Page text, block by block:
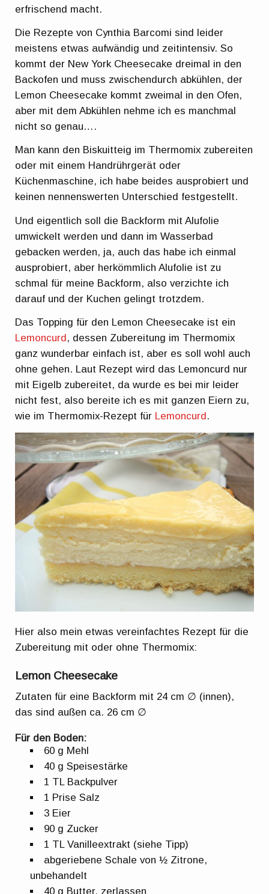
erfrischend macht.
Die Rezepte von Cynthia Barcomi sind leider
meistens etwas aufwändig und zeitintensiv. So
kommt der New York Cheesecake dreimal in den
Backofen und muss zwischendurch abkühlen, der
Lemon Cheesecake kommt zweimal in den Ofen,
aber mit dem Abkühlen nehme ich es manchmal
nicht so genau….
Man kann den Biskuitteig im Thermomix zubereiten
oder mit einem Handrührgerät oder
Küchenmaschine, ich habe beides ausprobiert und
keinen nennenswerten Unterschied festgestellt.
Und eigentlich soll die Backform mit Alufolie
umwickelt werden und dann im Wasserbad
gebacken werden, ja, auch das habe ich einmal
ausprobiert, aber herkömmlich Alufolie ist zu
schmal für meine Backform, also verzichte ich
darauf und der Kuchen gelingt trotzdem.
Das Topping für den Lemon Cheesecake ist ein
Lemoncurd , dessen Zubereitung im Thermomix
ganz wunderbar einfach ist, aber es soll wohl auch
ohne gehen. Laut Rezept wird das Lemoncurd nur
mit Eigelb zubereitet, da wurde es bei mir leider
nicht fest, also bereite ich es mit ganzen Eiern zu,
wie im Thermomix-Rezept für Lemoncurd .
Hier also mein etwas vereinfachtes Rezept für die
Zubereitung mit oder ohne Thermomix:
Lemon Cheesecake
Zutaten für eine Backform mit 24 cm ∅ (innen),
das sind außen ca. 26 cm ∅
Für den Boden:
60 g Mehl
40 g Speisestärke
1 TL Backpulver
1 Prise Salz
3 Eier
90 g Zucker
1 TL Vanilleextrakt (siehe Tipp)
abgeriebene Schale von ½ Zitrone,
unbehandelt
40 g Butter, zerlassen